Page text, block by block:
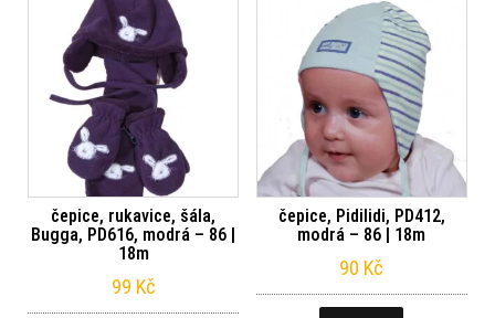
čepice, rukavice, šála,
Bugga, PD616, modrá – 86 |
18m
99 Kč
čepice, Pidilidi, PD412,
modrá – 86 | 18m
90 Kč